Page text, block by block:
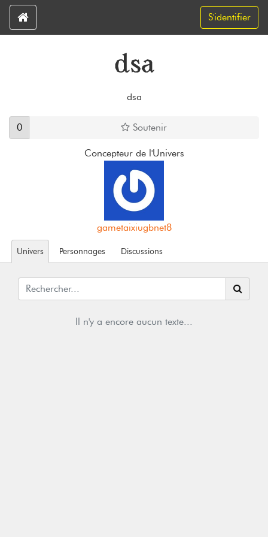
S'identifier
dsa
dsa
0 Soutenir
Concepteur de l'Univers
gametaixiugbnet8
Univers Personnages Discussions
Il n'y a encore aucun texte...